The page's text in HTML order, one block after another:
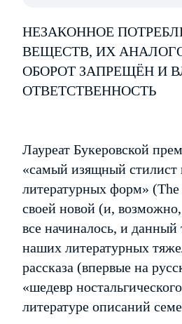
НЕЗАКОННОЕ
ВЕЩЕСТВ, ИХ
ОБОРОТ ЗАПРЕЩЁН И
ОТВЕТСТВЕННОСТЬ
Лауреат Букеровской
«самый изящный
литературных форм»
своей новой (и,
все начиналось, и
наших литературных
рассказа (впервые на
«шедевр
литературе описаний